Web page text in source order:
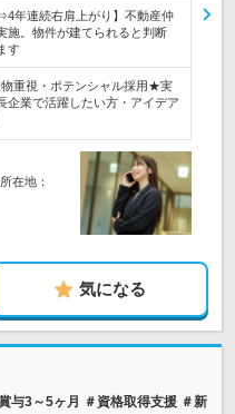
年連続右肩上がり】不動産仲
施。物件が建てられると判断
す
重視・ポテンシャル採用★実
企業で活躍したい方・アイデア
在地：
気になる
与3～5ヶ月 ＃資格取得支援 ＃新